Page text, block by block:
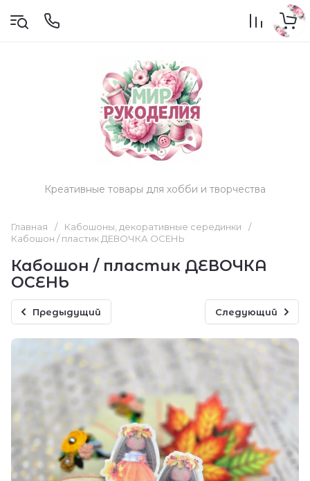
Креативные товары для хобби и творчества
Главная / Кабошоны, декоративные серединки
/
Кабошон / пластик ДЕВОЧКА ОСЕНЬ
Кабошон / пластик ДЕВОЧКА
ОСЕНЬ
Предыдущий Следующий